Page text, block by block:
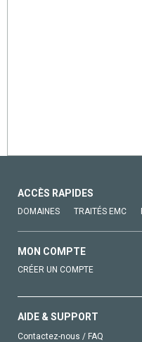
ACCÈS RAPIDES
DOMAINES TRAITÉS EMC
MON COMPTE
CRÉER UN COMPTE
AIDE & SUPPORT
Contactez-nous / FAQ